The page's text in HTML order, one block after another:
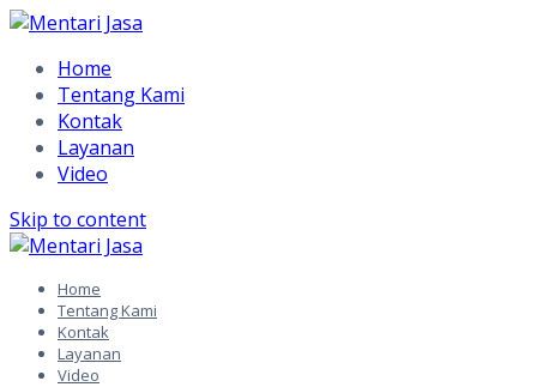
Home
Tentang Kami
Kontak
Layanan
Video
Skip to content
Home
Tentang Kami
Kontak
Layanan
Video